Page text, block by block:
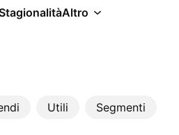
Altro
Utili Segmenti